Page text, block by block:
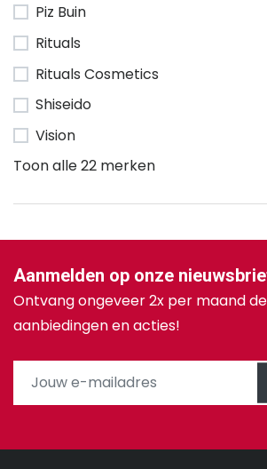
Piz Buin
Rituals
Rituals Cosmetics
Shiseido
Vision
Toon alle 22 merken
Aanmelden op onze
Ontvang ongeveer 2x per maand
aanbiedingen en acties!